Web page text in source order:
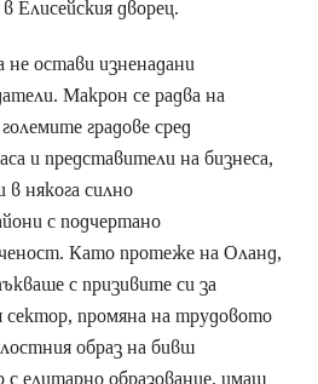
Елисейския дворец.
остави изненадани
Макрон се радва на
градове сред
и представители на бизнеса,
някога силно
с подчертано
Като протеже на Оланд,
с призивите си за
сектор, промяна на трудовото
образ на бивш